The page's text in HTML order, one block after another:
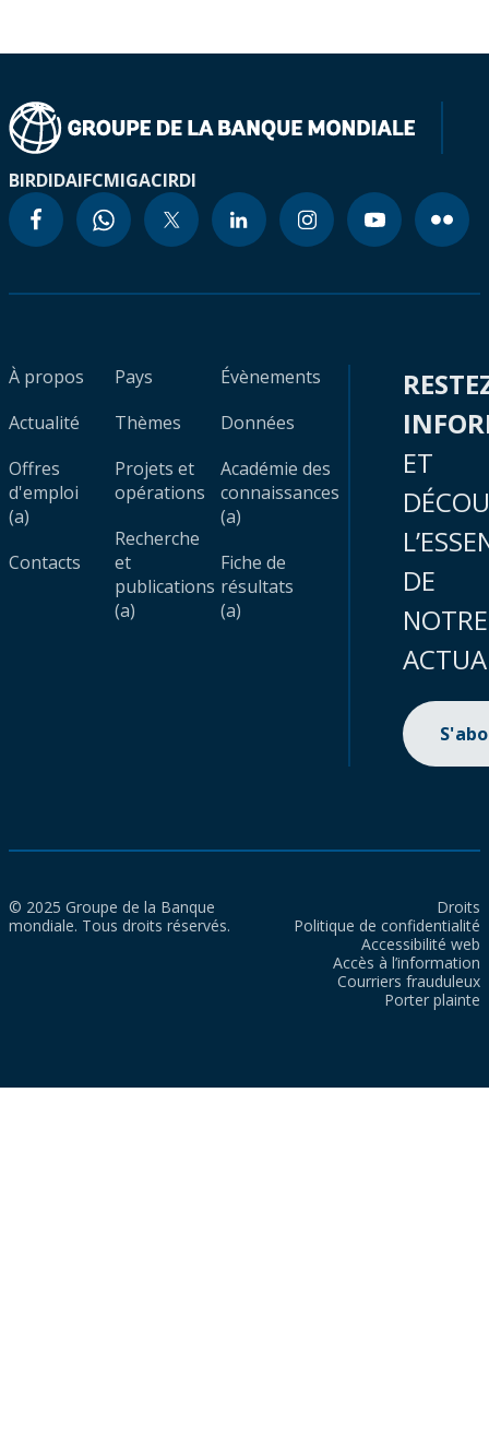
BIRDIDAIFCMIGACIRDI
À propos
Actualité
Offres
d'emploi
(a)
Contacts
Pays
Thèmes
Projets et
opérations
Recherche
et
publications
(a)
Évènements
Données
Académie des
connaissances
(a)
Fiche de
résultats
(a)
ET
DE
NOTRE
© 2025 Groupe de la Banque
mondiale. Tous droits réservés.
Droits
Politique de confidentialité
Accessibilité web
Accès à l’information
Courriers frauduleux
Porter plainte